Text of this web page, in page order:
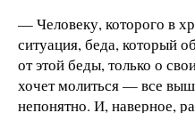
— Человеку, которого в
ситуация, беда, который
от этой беды, только о
хочет молиться — все
непонятно. И, наверное,